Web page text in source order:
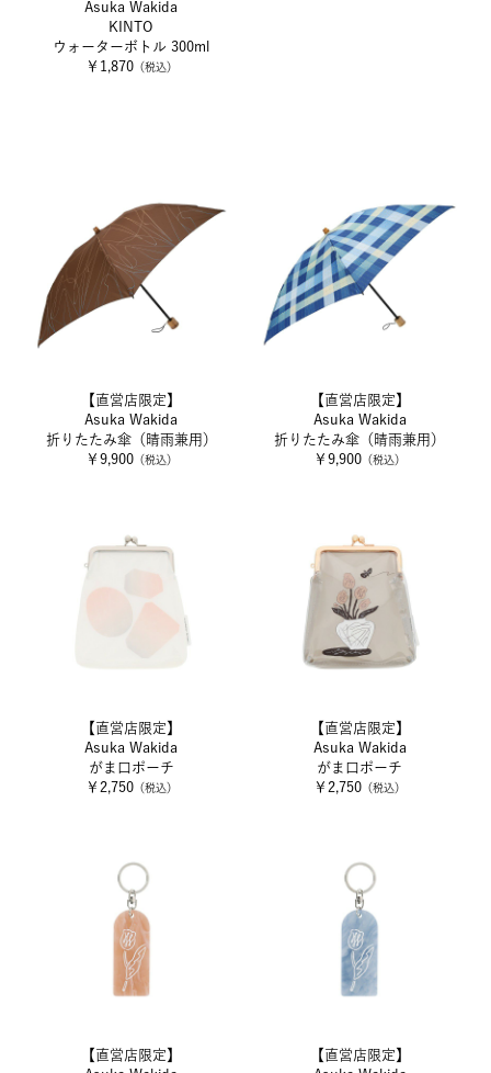
Asuka Wakida
KINTO
ウォーターボトル 300ml
￥1,870（税込）
【直営店限定】
Asuka Wakida
折りたたみ傘（晴雨兼用）
￥9,900（税込）
【直営店限定】
Asuka Wakida
折りたたみ傘（晴雨兼用）
￥9,900 （税込）
【直営店限定】
Asuka Wakida
がま口ポーチ
￥2,750（税込）
【直営店限定】
Asuka Wakida
がま口ポーチ
￥2,750 （税込）
【直営店限定】
【直営店限定】